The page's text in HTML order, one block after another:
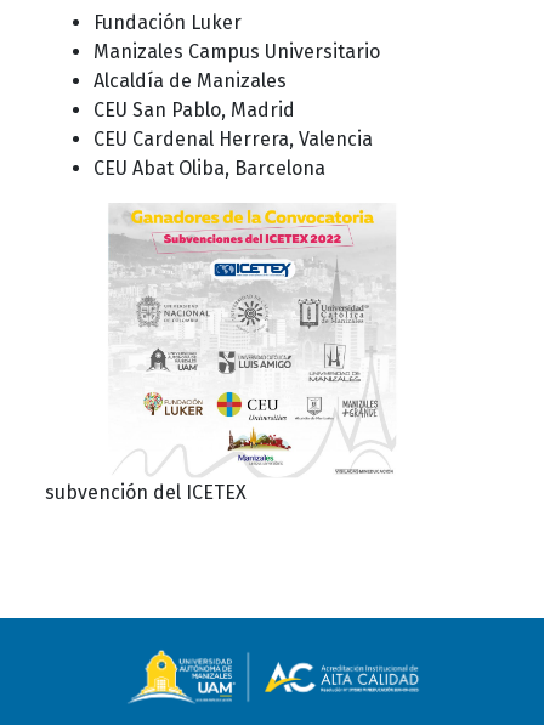
Fundación Luker
Manizales Campus Universitario
Alcaldía de Manizales
CEU San Pablo, Madrid
CEU Cardenal Herrera, Valencia
CEU Abat Oliba, Barcelona
subvención del ICETEX